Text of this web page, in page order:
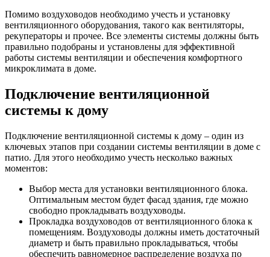
Помимо воздуховодов необходимо учесть и установку
вентиляционного оборудования, такого как вентиляторы,
рекуператоры и прочее. Все элементы системы должны быть
правильно подобраны и установлены для эффективной
работы системы вентиляции и обеспечения комфортного
микроклимата в доме.
Подключение вентиляционной
системы к дому
Подключение вентиляционной системы к дому – один из
ключевых этапов при создании системы вентиляции в доме с
патио. Для этого необходимо учесть несколько важных
моментов:
Выбор места для установки вентиляционного блока.
Оптимальным местом будет фасад здания, где можно
свободно прокладывать воздуховоды.
Прокладка воздуховодов от вентиляционного блока к
помещениям. Воздуховоды должны иметь достаточный
диаметр и быть правильно прокладываться, чтобы
обеспечить равномерное распределение воздуха по